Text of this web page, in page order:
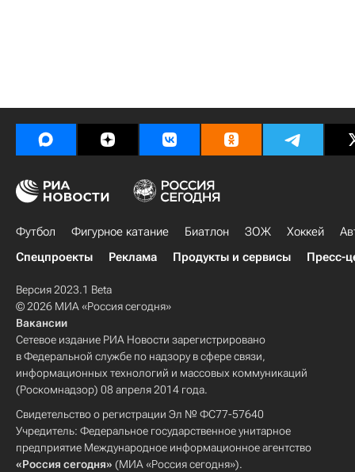
Футбол Фигурное катание Биатлон ЗОЖ Хоккей
Спецпроекты
Реклама Продукты и сервисы Пресс-
Версия 2023.1 Beta
© 2026 МИА «Россия сегодня»
Вакансии
Сетевое издание РИА Новости зарегистрировано
в Федеральной службе по надзору в сфере связи,
информационных технологий и массовых коммуникаций
(Роскомнадзор) 08 апреля 2014 года.
Свидетельство о регистрации Эл № ФС77-57640
Учредитель: Федеральное государственное унитарное
предприятие Международное информационное агентство
«Россия сегодня» (МИА «Россия сегодня»).